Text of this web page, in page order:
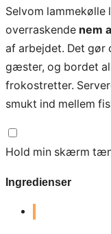
Selvom lammekølle
overraskende nem
af arbejdet. Det gør
gæster, og bordet
frokostretter.
smukt ind mellem
Hold min skærm
Ingredienser